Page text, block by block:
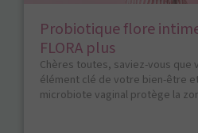
Probiotique flore
FLORA plus
Chères toutes, saviez-vous que
élément clé de votre bien-être
microbiote vaginal protège la